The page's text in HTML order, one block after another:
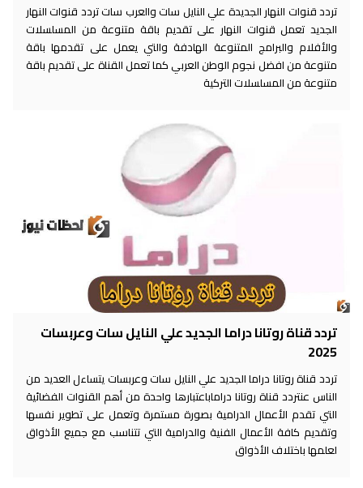
تردد قنوات النهار الجديدة علي النايل سات والعرب سات تردد قنوات النهار
الجديد تعمل قنوات النهار على تقديم باقة متنوعة من المسلسلات
والأفلام والبرامج المتنوعة الهادفة والتي يعمل على تقدمها باقة
متنوعة من افضل نجوم الوطن العربي كما تعمل القناة على تقديم باقة
متنوعة من المسلسلات التركية
تردد قناة روتانا دراما الجديد علي النايل سات وعربسات
2025
تردد قناة روتانا دراما الجديد علي النايل سات وعربسات يتساءل العديد من
الناس عنتردد قناة روتانا دراماباعتبارها واحدة من أهم القنوات الفضائية
التي تقدم الأعمال الدرامية بصورة مستمرة وتعمل على تطوير نفسها
وتقديم كافة الأعمال الفنية والدرامية التي تتناسب مع جميع الأذواق
لعلمها باختلاف الأذواق